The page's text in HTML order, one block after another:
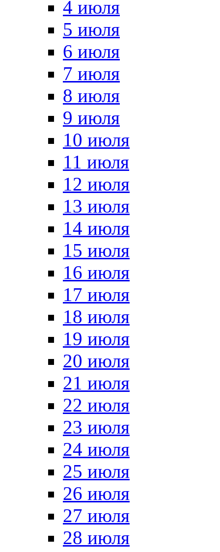
4 июля
5 июля
6 июля
7 июля
8 июля
9 июля
10 июля
11 июля
12 июля
13 июля
14 июля
15 июля
16 июля
17 июля
18 июля
19 июля
20 июля
21 июля
22 июля
23 июля
24 июля
25 июля
26 июля
27 июля
28 июля